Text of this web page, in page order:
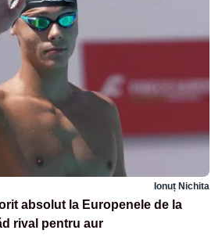
Ionuț Nichita
absolut la Europenele de la
rival pentru aur